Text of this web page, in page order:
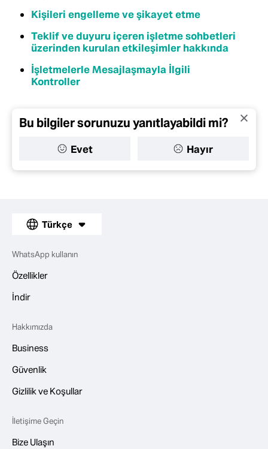
Kişileri engelleme ve şikayet etme
Teklif ve duyuru içeren işletme sohbetleri
üzerinden kurulan etkileşimler hakkında
İşletmelerle Mesajlaşmayla İlgili
Kontroller
Bu bilgiler sorunuzu yanıtlayabildi mi?
Evet Hayır
Türkçe
WhatsApp kullanın
Özellikler
İndir
Hakkımızda
Business
Güvenlik
Gizlilik ve Koşullar
İletişime Geçin
Bize Ulaşın